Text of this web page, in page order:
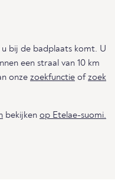
bij de badplaats komt. U
een straal van 10 km
onze zoekfunctie ofzoek
bekijken op Etelae-suomi.